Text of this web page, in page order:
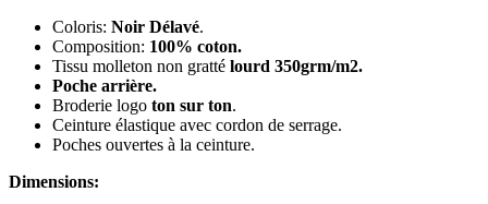
Coloris: Noir Délavé.
Composition: 100% coton.
Tissu molleton non gratté lourd 350grm/m2.
Poche arrière.
Broderie logo ton sur ton.
Ceinture élastique avec cordon de serrage.
Poches ouvertes à la ceinture.
Dimensions: